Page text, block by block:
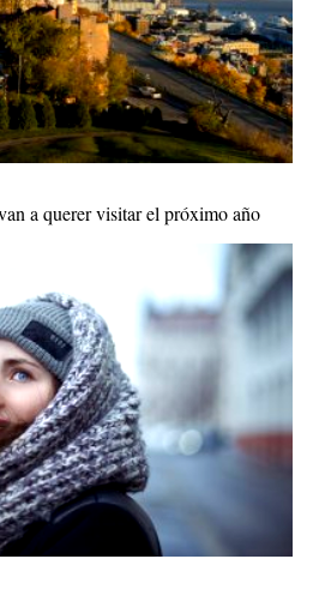
a querer visitar el próximo año